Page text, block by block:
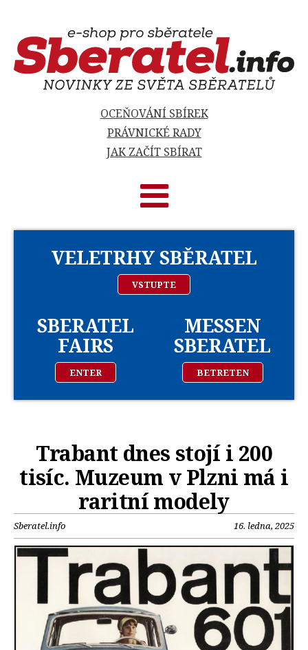
OCEŇOVÁNÍ SBÍREK
PRÁVNICKÉ RADY
JAK ZAČÍT SBÍRAT
VELETRHY SBĚRATEL
VSTUPTE
SBERATEL
FAIRS
ENTER
MESSEN
SBERATEL
BETRETEN
Trabant dnes stojí i 200
tisíc. Muzeum v Plzni má i
raritní modely
Sberatel.info 16. ledna, 2025